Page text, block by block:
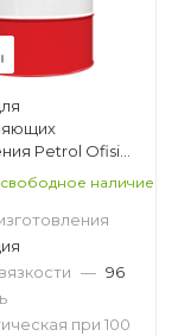
Petrol Ofisi
D 68, 185кг
свободное наличие
— 96
при 100